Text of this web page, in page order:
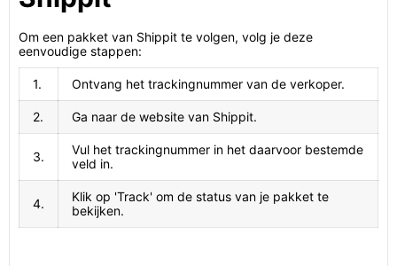
Om een pakket van Shippit te volgen, volg je deze
eenvoudige stappen:
1. Ontvang het trackingnummer van de verkoper.
2. Ga naar de website van Shippit.
3.
Vul het trackingnummer in het daarvoor bestemde
veld in.
4.
Klik op 'Track' om de status van je pakket te
bekijken.